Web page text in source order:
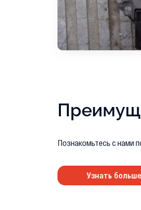
Познакомьтесь с нами
Узнать больше